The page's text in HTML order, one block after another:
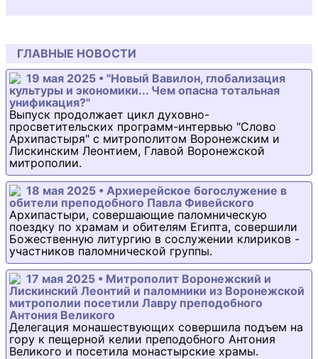
ГЛАВНЫЕ НОВОСТИ
19 мая 2025 • "Новый Вавилон, глобализация
культуры и экономики... Чем опасна тотальная
унификация?"
Выпуск продолжает цикл духовно-
просветительских программ-интервью "Слово
Архипастыря" с митрополитом Воронежским и
Лискинским Леонтием, Главой Воронежской
митрополии.
18 мая 2025 • Архиерейское богослужение в
обители преподобного Павла Фивейского
Архипастыри, совершающие паломническую
поездку по храмам и обителям Египта, совершили
Божественную литургию в сослужении клириков -
участников паломнической группы.
17 мая 2025 • Митрополит Воронежский и
Лискинский Леонтий и паломники из Воронежской
митрополии посетили Лавру преподобного
Антония Великого
Делегация монашествующих совершила подъем на
гору к пещерной келии преподобного Антония
Великого и посетила монастырские храмы.